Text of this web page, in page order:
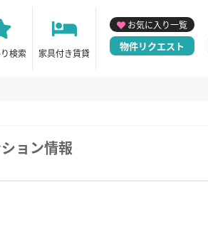
検索 家具付き賃貸
お気に入り一覧
物件リクエスト
ョン情報